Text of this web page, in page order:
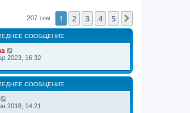
207 тем 1 2 3 4 5
СООБЩЕНИЕ
2023, 16:32
СООБЩЕНИЕ
2018, 14:21